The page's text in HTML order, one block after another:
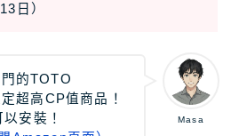
日）
Masa
的TOTO
超高CP值商品！
安裝！